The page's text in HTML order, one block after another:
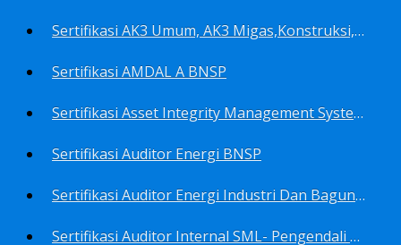
Sertifikasi AK3 Umum, AK3 Migas,Konstruksi,Listrik&Boiler BNSP
Sertifikasi AMDAL A BNSP
Sertifikasi Asset Integrity Management System BNSP
Sertifikasi Auditor Energi BNSP
Sertifikasi Auditor Energi Industri Dan Bagunan Gedung BNSP
Sertifikasi Auditor Internal SML- Pengendali Dan Penerapan SML- Perencana SML- Manajer SML- Pengendali Dokumen SML BNSP